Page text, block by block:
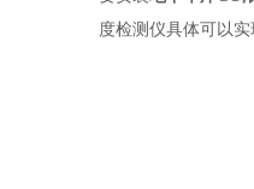
度检测仪具体可以